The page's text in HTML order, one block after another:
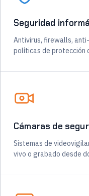
Seguridad
Antivirus, firewalls,
políticas de protección
Cámaras de
Sistemas de
vivo o grabado desde